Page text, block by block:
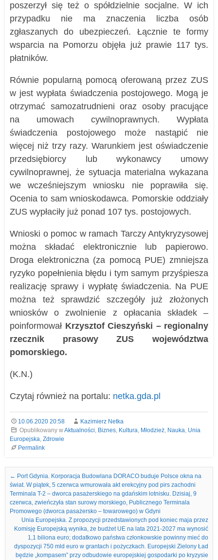
poszerzył się też o spółdzielnie socjalne. W ich
przypadku nie ma znaczenia liczba osób
zgłaszanych do ubezpieczeń. Łącznie te formy
wsparcia na Pomorzu objęła już prawie 117 tys.
płatników.
Równie popularną pomocą oferowaną przez ZUS
w jest wypłata świadczenia postojowego. Mogą je
otrzymać samozatrudnieni oraz osoby pracujące
na umowach cywilnoprawnych. Wypłata
świadczenia postojowego może nastąpić nie
więcej niż trzy razy. Warunkiem jest oświadczenie
przedsiębiorcy lub wykonawcy umowy
cywilnoprawnej, że sytuacja materialna wykazana
we wcześniejszym wniosku nie poprawiła się.
Ocenia to sam wnioskodawca. Pomorskie oddziały
ZUS wypłaciły już ponad 107 tys. postojowych.
Wnioski o pomoc w ramach Tarczy Antykryzysowej
można składać elektronicznie lub papierowo.
Droga elektroniczna (za pomocą PUE) zmniejsza
ryzyko popełnienia błędu i tym samym przyśpiesza
realizację sprawy i wypłatę świadczenia. Na PUE
można też sprawdzić szczegóły już złożonych
wniosków o zwolnienie z opłacania składek –
poinformował Krzysztof Cieszyński – regionalny
rzecznik prasowy ZUS województwa
pomorskiego.
(K.N.)
Czytaj również na portalu: netka.gda.pl
10.06.2020 20:58
Kazimierz Netka
Opublikowany wAktualności, Biznes, Kultura, Młodzież, Nauka, Unia
Europejska, Zdrowie
Permalink
Nawigacja we wpisach
← Port Gdynia. Korporacja Budowlana DORACO buduje Polsce okna na
świat. W piątek, 5 czerwca wmurowała akt erekcyjny pod pirs zachodni
Terminala T-2 – dworca pasażerskiego na gdańskim lotnisku. Dzisiaj, 9
czerwca, zwieńczyła stan surowy morskiego, Publicznego Terminala
Promowego (dworca pasażersko – towarowego) w Gdyni
Unia Europejska. Z propozycji przedstawionych pod koniec maja przez
Komisję Europejską wynika, że budżet UE na lata 2021-2027 ma wynosić
1,1 biliona euro; dodatkowo państwa członkowskie powinny mieć do
dyspozycji 750 mld euro w grantach i pożyczkach. Europejski Zielony Ład
będzie „kompasem” przy odbudowie europejskiej gospodarki po kryzysie